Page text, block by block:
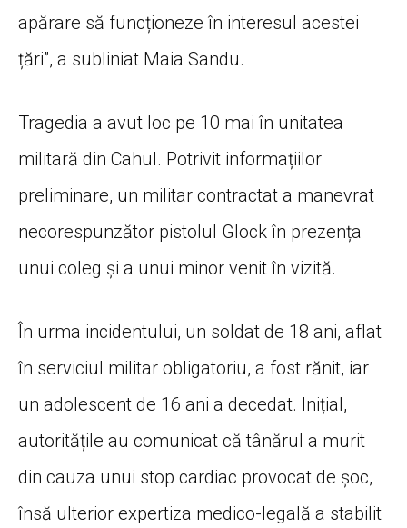
apărare să funcționeze în interesul acestei
țări”, a subliniat Maia Sandu.
Tragedia a avut loc pe 10 mai în unitatea
militară din Cahul. Potrivit informațiilor
preliminare, un militar contractat a manevrat
necorespunzător pistolul Glock în prezența
unui coleg și a unui minor venit în vizită.
În urma incidentului, un soldat de 18 ani, aflat
în serviciul militar obligatoriu, a fost rănit, iar
un adolescent de 16 ani a decedat. Inițial,
autoritățile au comunicat că tânărul a murit
din cauza unui stop cardiac provocat de șoc,
însă ulterior expertiza medico-legală a stabilit